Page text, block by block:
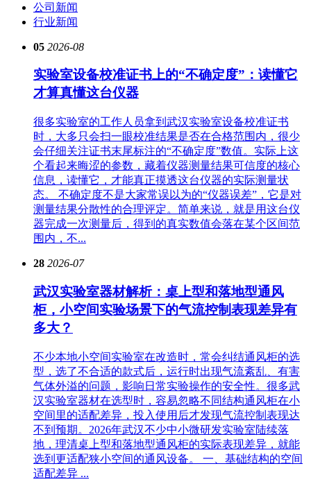
公司新闻
行业新闻
05 2026-08
实验室设备校准证书上的“不确定度”：读懂它
才算真懂这台仪器
很多实验室的工作人员拿到武汉实验室设备校准证书
时，大多只会扫一眼校准结果是否在合格范围内，很少
会仔细关注证书末尾标注的“不确定度”数值。实际上这
个看起来晦涩的参数，藏着仪器测量结果可信度的核心
信息，读懂它，才能真正摸透这台仪器的实际测量状
态。 不确定度不是大家常误以为的“仪器误差”，它是对
测量结果分散性的合理评定。简单来说，就是用这台仪
器完成一次测量后，得到的真实数值会落在某个区间范
围内，不...
28 2026-07
武汉实验室器材解析：桌上型和落地型通风
柜，小空间实验场景下的气流控制表现差异有
多大？
不少本地小空间实验室在改造时，常会纠结通风柜的选
型，选了不合适的款式后，运行时出现气流紊乱、有害
气体外溢的问题，影响日常实验操作的安全性。很多武
汉实验室器材在选型时，容易忽略不同结构通风柜在小
空间里的适配差异，投入使用后才发现气流控制表现达
不到预期。2026年武汉不少中小微研发实验室陆续落
地，理清桌上型和落地型通风柜的实际表现差异，就能
选到更适配狭小空间的通风设备。 一、基础结构的空间
适配差异 ...